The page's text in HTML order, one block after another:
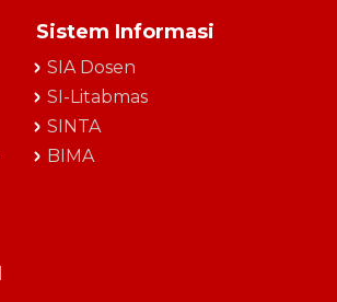
Sistem Informasi
SIA Dosen
SI-Litabmas
SINTA
BIMA